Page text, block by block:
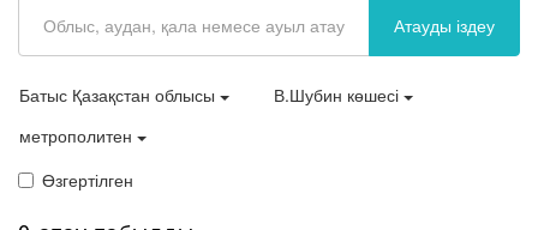
Атауды іздеу
Батыс Қазақстан облысы
В.Шубин көшесі
метрополитен
Өзгертілген